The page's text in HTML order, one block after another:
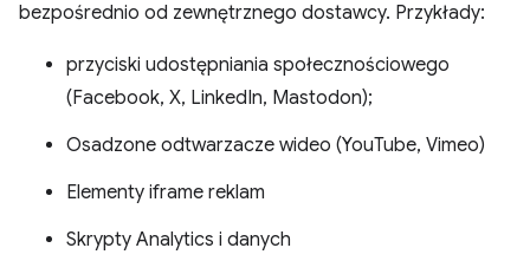
bezpośrednio od zewnętrznego dostawcy. Przykłady:
przyciski udostępniania społecznościowego
(Facebook, X, LinkedIn, Mastodon);
Osadzone odtwarzacze wideo (YouTube, Vimeo)
Elementy iframe reklam
Skrypty Analytics i danych